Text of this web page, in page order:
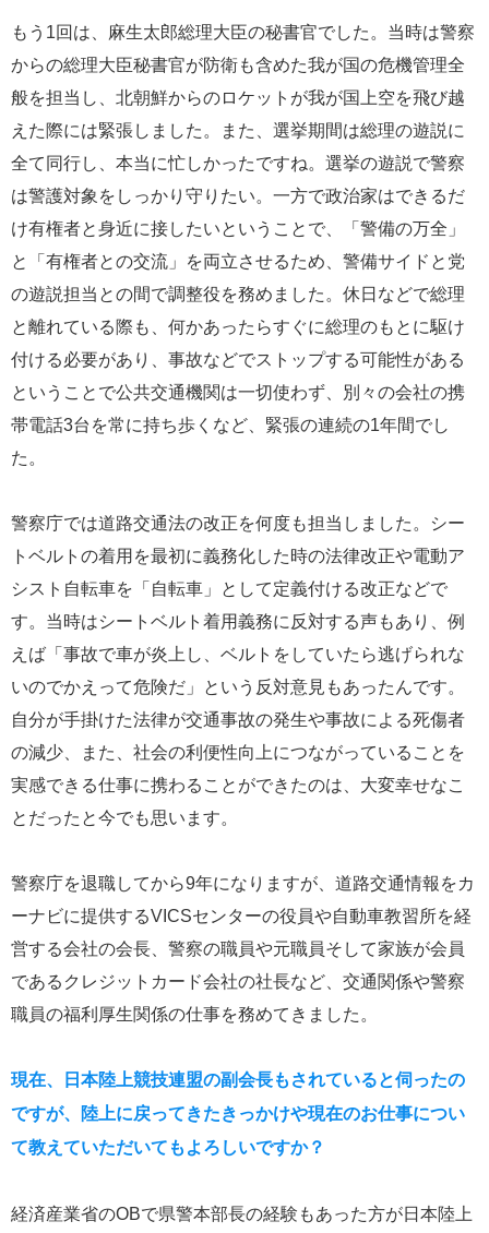
もう1回は、麻生太郎総理大臣の秘書官でした。当時は警察
からの総理大臣秘書官が防衛も含めた我が国の危機管理全
般を担当し、北朝鮮からのロケットが我が国上空を飛び越
えた際には緊張しました。また、選挙期間は総理の遊説に
全て同行し、本当に忙しかったですね。選挙の遊説で警察
は警護対象をしっかり守りたい。一方で政治家はできるだ
け有権者と身近に接したいということで、「警備の万全」
と「有権者との交流」を両立させるため、警備サイドと党
の遊説担当との間で調整役を務めました。休日などで総理
と離れている際も、何かあったらすぐに総理のもとに駆け
付ける必要があり、事故などでストップする可能性がある
ということで公共交通機関は一切使わず、別々の会社の携
帯電話3台を常に持ち歩くなど、緊張の連続の1年間でし
た。
警察庁では道路交通法の改正を何度も担当しました。シー
トベルトの着用を最初に義務化した時の法律改正や電動ア
シスト自転車を「自転車」として定義付ける改正などで
す。当時はシートベルト着用義務に反対する声もあり、例
えば「事故で車が炎上し、ベルトをしていたら逃げられな
いのでかえって危険だ」という反対意見もあったんです。
自分が手掛けた法律が交通事故の発生や事故による死傷者
の減少、また、社会の利便性向上につながっていることを
実感できる仕事に携わることができたのは、大変幸せなこ
とだったと今でも思います。
警察庁を退職してから9年になりますが、道路交通情報をカ
ーナビに提供するVICSセンターの役員や自動車教習所を経
営する会社の会長、警察の職員や元職員そして家族が会員
であるクレジットカード会社の社長など、交通関係や警察
職員の福利厚生関係の仕事を務めてきました。
現在、日本陸上競技連盟の副会長もされていると伺ったの
ですが、陸上に戻ってきたきっかけや現在のお仕事につい
て教えていただいてもよろしいですか？
経済産業省のOBで県警本部長の経験もあった方が日本陸上